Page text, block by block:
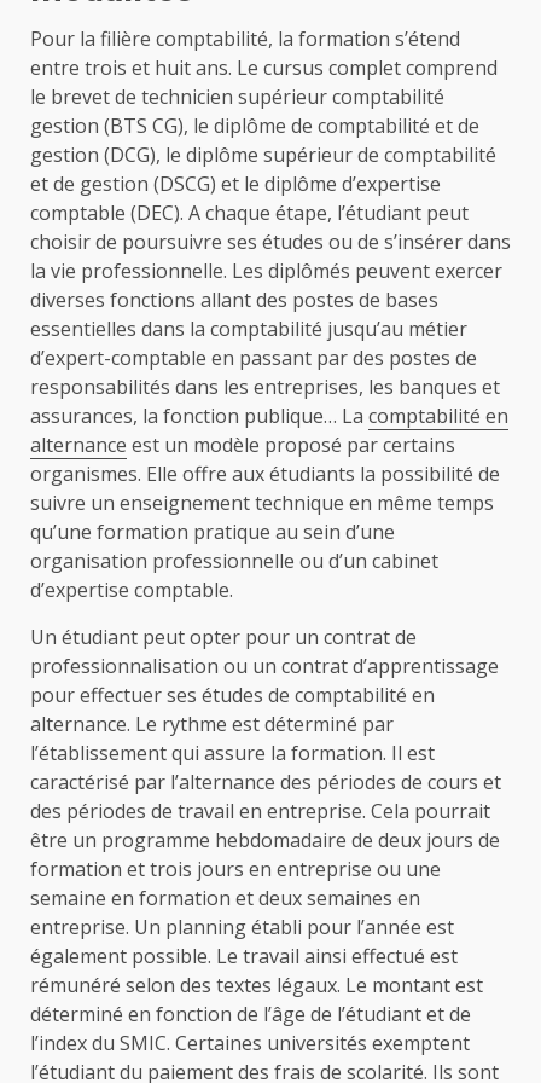
Pour la filière comptabilité, la formation s’étend
entre trois et huit ans. Le cursus complet comprend
le brevet de technicien supérieur comptabilité
gestion (BTS CG), le diplôme de comptabilité et de
gestion (DCG), le diplôme supérieur de comptabilité
et de gestion (DSCG) et le diplôme d’expertise
comptable (DEC). A chaque étape, l’étudiant peut
choisir de poursuivre ses études ou de s’insérer dans
la vie professionnelle. Les diplômés peuvent exercer
diverses fonctions allant des postes de bases
essentielles dans la comptabilité jusqu’au métier
d’expert-comptable en passant par des postes de
responsabilités dans les entreprises, les banques et
assurances, la fonction publique… La comptabilité en
alternance est un modèle proposé par certains
organismes. Elle offre aux étudiants la possibilité de
suivre un enseignement technique en même temps
qu’une formation pratique au sein d’une
organisation professionnelle ou d’un cabinet
d’expertise comptable.
Un étudiant peut opter pour un contrat de
professionnalisation ou un contrat d’apprentissage
pour effectuer ses études de comptabilité en
alternance. Le rythme est déterminé par
l’établissement qui assure la formation. Il est
caractérisé par l’alternance des périodes de cours et
des périodes de travail en entreprise. Cela pourrait
être un programme hebdomadaire de deux jours de
formation et trois jours en entreprise ou une
semaine en formation et deux semaines en
entreprise. Un planning établi pour l’année est
également possible. Le travail ainsi effectué est
rémunéré selon des textes légaux. Le montant est
déterminé en fonction de l’âge de l’étudiant et de
l’index du SMIC. Certaines universités exemptent
l’étudiant du paiement des frais de scolarité. Ils sont